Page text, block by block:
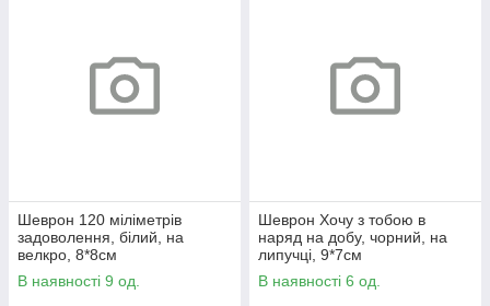
Шеврон 120 міліметрів
задоволення, білий, на
велкро, 8*8см
В наявності 9 од.
Шеврон Хочу з тобою в
наряд на добу, чорний, на
липучці, 9*7см
В наявності 6 од.